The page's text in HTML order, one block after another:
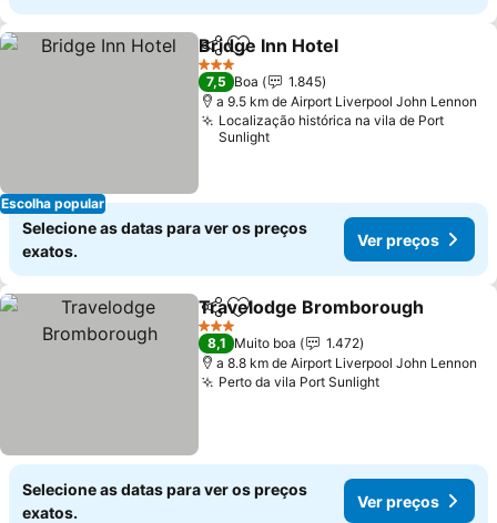
Escolha popular
PartilharAdicionar aos favoritos
Bridge Inn Hotel
3 Estrelas
7,5 Boa
1.845
a 9.5 km de Airport Liverpool John Lennon
Localização histórica na vila de Port
Sunlight
Selecione as datas para ver os preços
exatos.
Ver preços
PartilharAdicionar aos favoritos
Travelodge Bromborough
3 Estrelas
8,1 Muito boa
1.472
a 8.8 km de Airport Liverpool John Lennon
Perto da vila Port Sunlight
Selecione as datas para ver os preços
exatos.
Ver preços